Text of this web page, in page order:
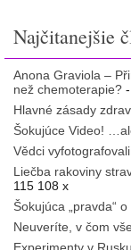
Najčitanejšie
Anona Graviola –
než chemoterapie?
Hlavné zásady
Šokujúce Video!
Vědci
Liečba rakoviny
115 108 x
Šokujúca „pravda“
Neuveríte, v čom